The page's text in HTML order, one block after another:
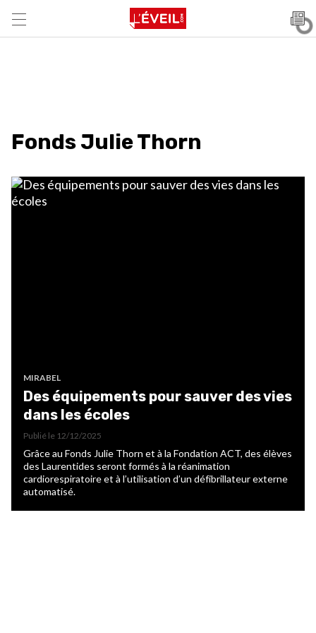
Fonds Julie Thorn
MIRABEL
Des équipements pour sauver des vies
dans les écoles
Publié le 12/12/2025
Grâce au Fonds Julie Thorn et à la Fondation ACT, des élèves
des Laurentides seront formés à la réanimation
cardiorespiratoire et à l’utilisation d’un défibrillateur externe
automatisé.